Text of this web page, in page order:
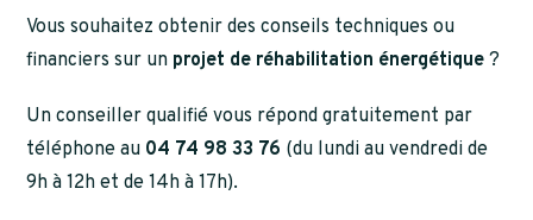
Vous souhaitez obtenir des conseils techniques ou
financiers sur un projet de réhabilitation énergétique?
Un conseiller qualifié vous répond gratuitement par
téléphone au 04 74 98 33 76 (du lundi au vendredi de
9h à 12h et de 14h à 17h).